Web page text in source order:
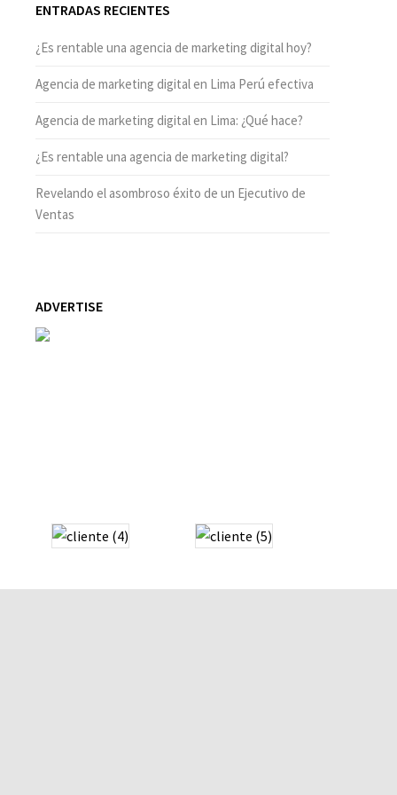
ENTRADAS RECIENTES
¿Es rentable una agencia de marketing digital hoy?
Agencia de marketing digital en Lima Perú efectiva
Agencia de marketing digital en Lima: ¿Qué hace?
¿Es rentable una agencia de marketing digital?
Revelando el asombroso éxito de un Ejecutivo de
Ventas
ADVERTISE